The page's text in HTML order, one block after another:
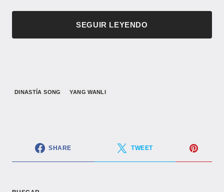
SEGUIR LEYENDO
​DINASTÍA SONG​ YANG WANLI
SHARE TWEET